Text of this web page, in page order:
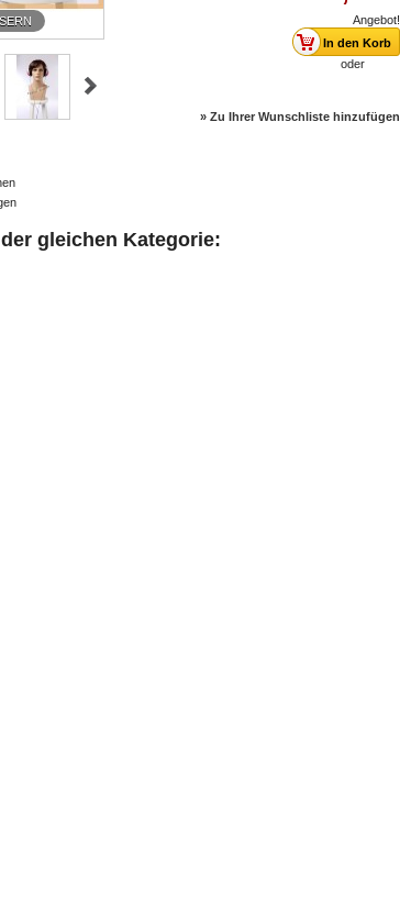
Angebot!
oder
» Zu Ihrer Wunschliste hinzufügen
gleichen Kategorie: